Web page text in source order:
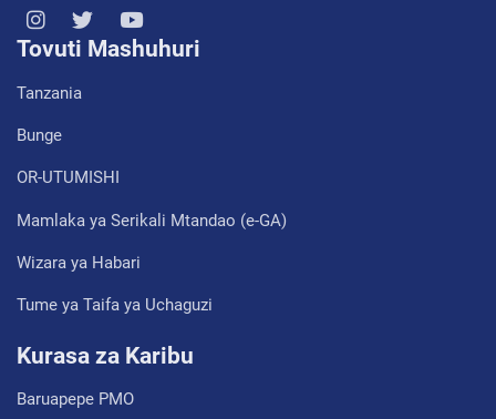
Tovuti Mashuhuri
Tanzania
Bunge
OR-UTUMISHI
Mamlaka ya Serikali Mtandao (e-GA)
Wizara ya Habari
Tume ya Taifa ya Uchaguzi
Kurasa za Karibu
Baruapepe PMO